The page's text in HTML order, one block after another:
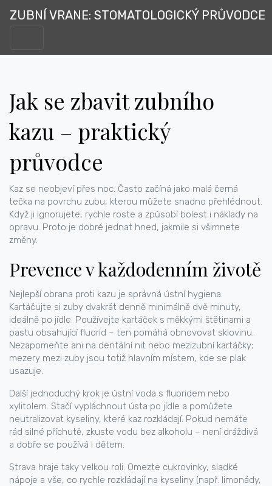
ZUBNÍ VRANE: STOMATOLOGICKÝ PRŮVODCE
Jak se zbavit zubního
kazu – praktický
průvodce
Kaz se neobjeví přes noc. Často začíná jako malá černá
tečka na povrchu zubu, kterou můžete snadno přehlédnout.
Když ji ignorujete, rychle roste a způsobí bolest i náklady na
opravu. Proto je dobré jednat hned, jakmile si všimnete
změny.
Prevence v každodenním životě
Nejlepší obrana proti kazu je správná ústní hygiena.
Kartáčujte si zuby dvakrát denně minimálně dvě minuty,
ideálně po jídle. Používejte kartáček s měkkými štětinami a
pastu obsahující fluorid – ten pomáhá obnovovat sklovinu.
Nezapomeňte ani na dentální nit nebo mezizubní kartáčky;
mezery mezi zuby jsou totiž hlavním místem, kde se plak
usazuje.
Další jednoduchý krok je ústní voda s fluoridem nebo
xylitolem. Stačí vypláchnout ústa po jídle a pomůžete
neutralizovat kyseliny, které kaz rozkládají. Pokud nemáte
rád silné příchutě, zkuste vodu bez alkoholu – není dráždivá
a dobře se používá i dětem.
Strava hraje taky velkou roli. Omezte cukrovinky, sladké
nápoje a vše, co rychle rozkládají na kyseliny (např. limonády,